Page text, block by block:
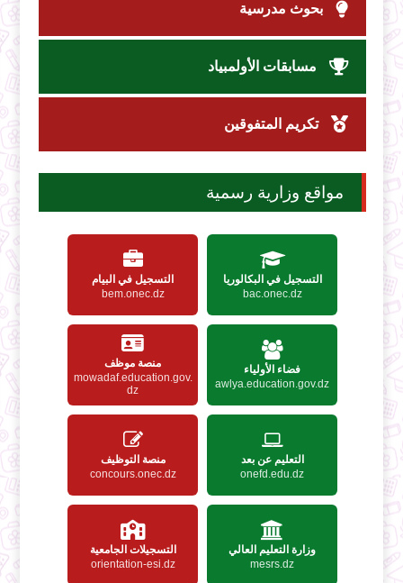
بحوث مدرسية
مسابقات الأولمبياد
تكريم المتفوقين
مواقع وزارية رسمية
التسجيل في البكالوريا
bac.onec.dz
التسجيل في البيام
bem.onec.dz
فضاء الأولياء
awlya.education.gov.dz
منصة موظف
mowadaf.education.gov.
dz
التعليم عن بعد
onefd.edu.dz
منصة التوظيف
concours.onec.dz
وزارة التعليم العالي
mesrs.dz
التسجيلات الجامعية
orientation-esi.dz